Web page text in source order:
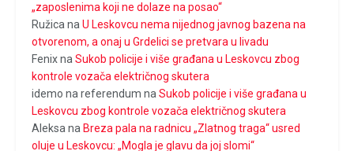
„zaposlenima koji ne dolaze na posao“
Ružica na U Leskovcu nema nijednog javnog bazena na
otvorenom, a onaj u Grdelici se pretvara u livadu
Fenixna Sukob policije i više građana u Leskovcu zbog
kontrole vozača električnog skutera
idemo na referendum na Sukob policije i više građana u
Leskovcu zbog kontrole vozača električnog skutera
Aleksa na Breza pala na radnicu „Zlatnog traga“ usred
oluje u Leskovcu: „Mogla je glavu da joj slomi“